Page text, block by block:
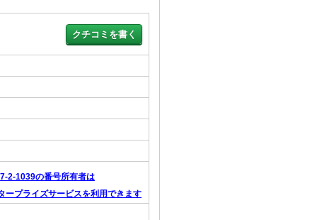
2-1039の番号所有者は
ープライズサービスを利用できます